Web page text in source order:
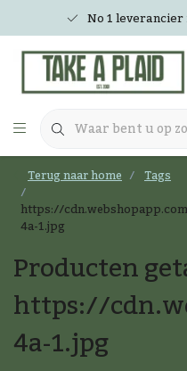
No 1
Terug naar home
Tags
https://
4a-1.jpg
Producten
https://
4a-1.jpg